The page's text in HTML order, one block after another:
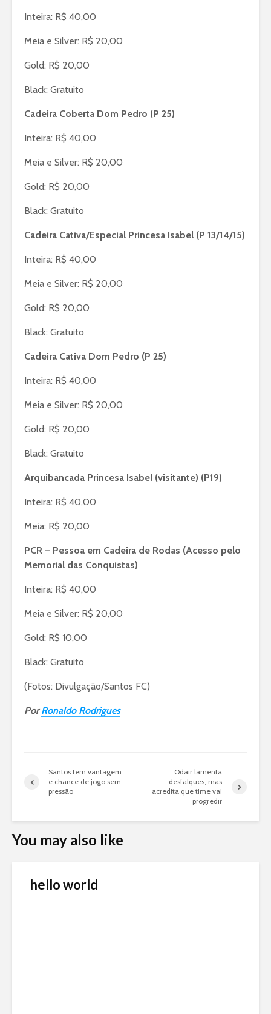
Inteira: R$ 40,00
Meia e Silver: R$ 20,00
Gold: R$ 20,00
Black: Gratuito
Cadeira Coberta Dom Pedro (P 25)
Inteira: R$ 40,00
Meia e Silver: R$ 20,00
Gold: R$ 20,00
Black: Gratuito
Cadeira Cativa/Especial Princesa Isabel (P 13/14/15)
Inteira: R$ 40,00
Meia e Silver: R$ 20,00
Gold: R$ 20,00
Black: Gratuito
Cadeira Cativa Dom Pedro (P 25)
Inteira: R$ 40,00
Meia e Silver: R$ 20,00
Gold: R$ 20,00
Black: Gratuito
Arquibancada Princesa Isabel (visitante) (P19)
Inteira: R$ 40,00
Meia: R$ 20,00
PCR – Pessoa em Cadeira de Rodas (Acesso pelo
Memorial das Conquistas)
Inteira: R$ 40,00
Meia e Silver: R$ 20,00
Gold: R$ 10,00
Black: Gratuito
(Fotos: Divulgação/Santos FC)
PorRonaldo Rodrigues
Santos tem vantagem
e chance de jogo sem
pressão
Odair lamenta
desfalques, mas
acredita que time vai
progredir
You may also like
hello world